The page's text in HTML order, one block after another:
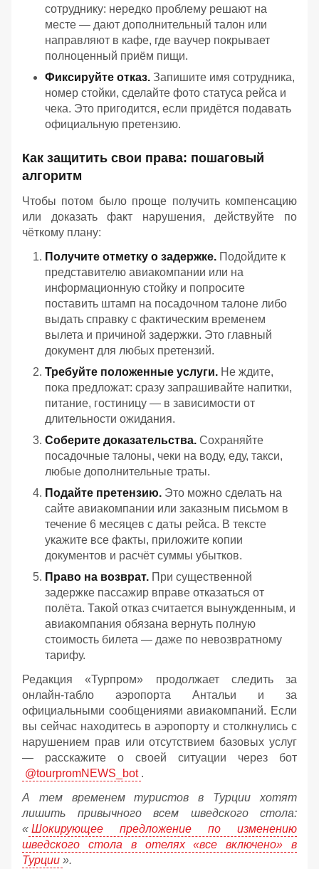
сотруднику: нередко проблему решают на
месте — дают дополнительный талон или
направляют в кафе, где ваучер покрывает
полноценный приём пищи.
Фиксируйте отказ. Запишите имя сотрудника,
номер стойки, сделайте фото статуса рейса и
чека. Это пригодится, если придётся подавать
официальную претензию.
Как защитить свои права: пошаговый
алгоритм
Чтобы потом было проще получить компенсацию
или доказать факт нарушения, действуйте по
чёткому плану:
Получите отметку о задержке. Подойдите к
представителю авиакомпании или на
информационную стойку и попросите
поставить штамп на посадочном талоне либо
выдать справку с фактическим временем
вылета и причиной задержки. Это главный
документ для любых претензий.
Требуйте положенные услуги. Не ждите,
пока предложат: сразу запрашивайте напитки,
питание, гостиницу — в зависимости от
длительности ожидания.
Соберите доказательства. Сохраняйте
посадочные талоны, чеки на воду, еду, такси,
любые дополнительные траты.
Подайте претензию. Это можно сделать на
сайте авиакомпании или заказным письмом в
течение 6 месяцев с даты рейса. В тексте
укажите все факты, приложите копии
документов и расчёт суммы убытков.
Право на возврат. При существенной
задержке пассажир вправе отказаться от
полёта. Такой отказ считается вынужденным, и
авиакомпания обязана вернуть полную
стоимость билета — даже по невозвратному
тарифу.
Редакция «Турпром» продолжает следить за
онлайн‑табло аэропорта Антальи и за
официальными сообщениями авиакомпаний. Если
вы сейчас находитесь в аэропорту и столкнулись с
нарушением прав или отсутствием базовых услуг
— расскажите о своей ситуации через бот
@tourpromNEWS_bot .
А тем временем туристов в Турции хотят
лишить привычного всем шведского стола:
« Шокирующее предложение по изменению
шведского стола в отелях «все включено» в
Турции ».